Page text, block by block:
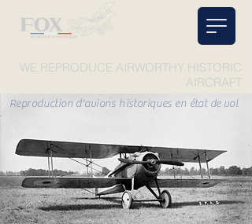
Reproduction d'avions historiques en état de vol
WE REPRODUCE AIRWORTHY HISTORIC
AIRCRAFT